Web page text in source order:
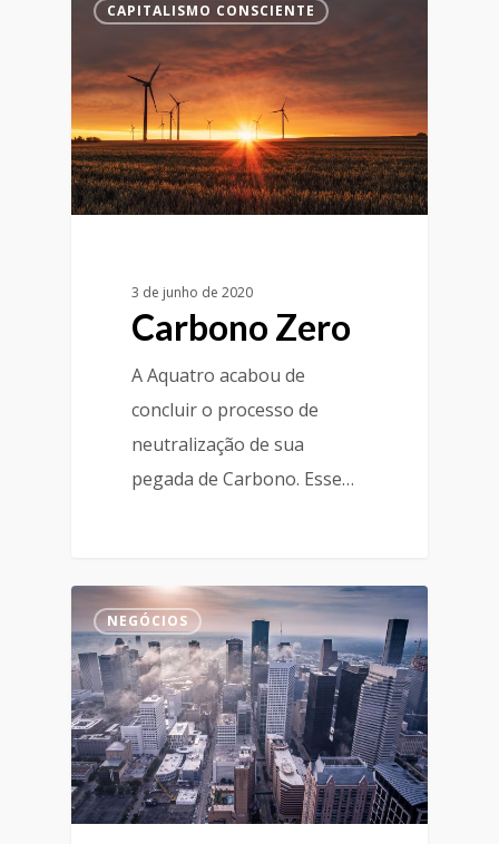
CAPITALISMO CONSCIENTE
3 de junho de 2020
Carbono Zero
A Aquatro acabou de
concluir o processo de
neutralização de sua
pegada de Carbono. Esse…
NEGÓCIOS